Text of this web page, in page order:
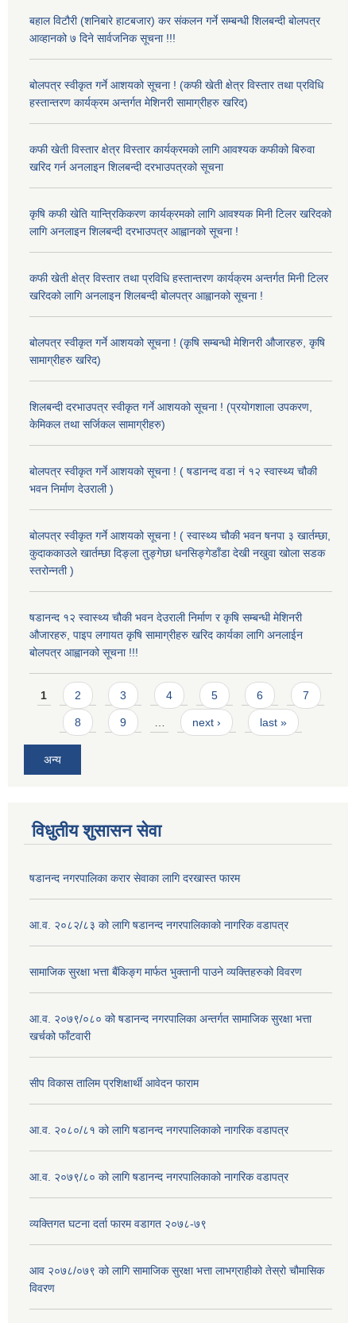
बहाल विटौरी (शनिबारे हाटबजार) कर संकलन गर्ने सम्बन्धी शिलबन्दी बोलपत्र
आव्हानको ७ दिने सार्वजनिक सूचना !!!
बोलपत्र स्वीकृत गर्ने आशयको सूचना ! (कफी खेती क्षेत्र विस्तार तथा प्रविधि
हस्तान्तरण कार्यक्रम अन्तर्गत मेशिनरी सामाग्रीहरु खरिद)
कफी खेती विस्तार क्षेत्र विस्तार कार्यक्रमको लागि आवश्यक कफीको बिरुवा
खरिद गर्न अनलाइन शिलबन्दी दरभाउपत्रको सूचना
कृषि कफी खेति यान्त्रिकिकरण कार्यक्रमको लागि आवश्यक मिनी टिलर खरिदको
लागि अनलाइन शिलबन्दी दरभाउपत्र आह्वानको सूचना !
कफी खेती क्षेत्र विस्तार तथा प्रविधि हस्तान्तरण कार्यक्रम अन्तर्गत मिनी टिलर
खरिदको लागि अनलाइन शिलबन्दी बोलपत्र आह्वानको सूचना !
बोलपत्र स्वीकृत गर्ने आशयको सूचना ! (कृषि सम्बन्धी मेशिनरी औजारहरु, कृषि
सामाग्रीहरु खरिद)
शिलबन्दी दरभाउपत्र स्वीकृत गर्ने आशयको सूचना ! (प्रयोगशाला उपकरण,
केमिकल तथा सर्जिकल सामाग्रीहरु)
बोलपत्र स्वीकृत गर्ने आशयको सूचना ! ( षडानन्द वडा नं १२ स्वास्थ्य चौकी
भवन निर्माण देउराली )
बोलपत्र स्वीकृत गर्ने आशयको सूचना ! ( स्वास्थ्य चौकी भवन षनपा ३ खार्तम्छा,
कुदाककाउले खार्तम्छा दिङ्ला तुङ्गेछा धनसिङ्गेडाँडा देखी नखुवा खोला सडक
स्तरोन्नती )
षडानन्द १२ स्वास्थ्य चौकी भवन देउराली निर्माण र कृषि सम्बन्धी मेशिनरी
औजारहरु, पाइप लगायत कृषि सामाग्रीहरु खरिद कार्यका लागि अनलाईन
बोलपत्र आह्वानको सूचना !!!
Pages
1 2 3 4 5 6 7
8 9 … next › last »
अन्य
विधुतीय शुसासन सेवा
षडानन्द नगरपालिका करार सेवाका लागि दरखास्त फारम
आ.व. २०८२/८३ को लागि षडानन्द नगरपालिकाको नागरिक वडापत्र
सामाजिक सुरक्षा भत्ता बैंकिङ्ग मार्फत भुक्तानी पाउने व्यक्तिहरुको विवरण
आ.व. २०७९/०८० को षडानन्द नगरपालिका अन्तर्गत सामाजिक सुरक्षा भत्ता
खर्चको फाँटवारी
सीप विकास तालिम प्रशिक्षार्थी आवेदन फाराम
आ.व. २०८०/८१ को लागि षडानन्द नगरपालिकाको नागरिक वडापत्र
आ.व. २०७९/८० को लागि षडानन्द नगरपालिकाको नागरिक वडापत्र
व्यक्तिगत घटना दर्ता फारम वडागत २०७८-७९
आव २०७८/०७९ को लागि सामाजिक सुरक्षा भत्ता लाभग्राहीको तेस्रो चौमासिक
विवरण